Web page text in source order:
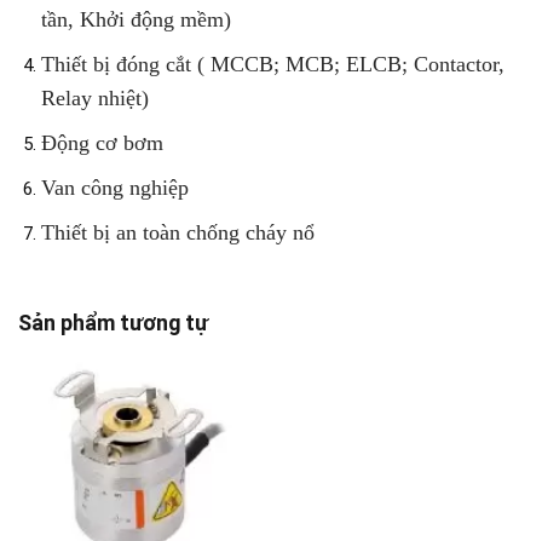
tần,Khởi động mềm)
Thiết bị đóng cắt (MCCB;MCB; ELCB;Contactor,
Relay nhiệt)
Động cơ bơm
Van công nghiệp
Thiết bị an toàn chống cháy nổ
Sản phẩm tương tự